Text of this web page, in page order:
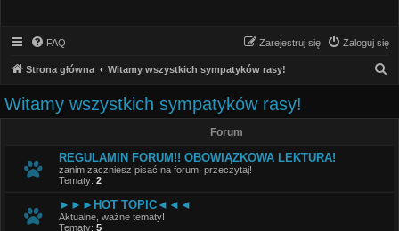
FAQ Zaloguj się
Zarejestruj się
Strona główna Witamy wszystkich sympatyków rasy!
Witamy wszystkich sympatyków rasy!
Forum
REGULAMIN FORUM!! OBOWIĄZKOWA LEKTURA!
zanim zaczniesz pisać na forum, przeczytaj!
Tematy: 2
►►►HOT TOPIC◄◄◄
Aktualne, ważne tematy!
Tematy: 5